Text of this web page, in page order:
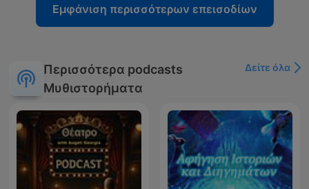
Εμφάνιση περισσότερων επεισοδίων
Περισσότερα podcasts
Μυθιστορήματα
Δείτε όλα